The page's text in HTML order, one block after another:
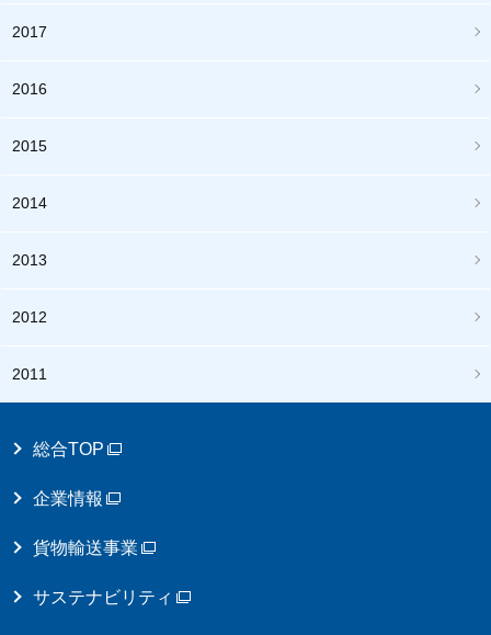
2017
2016
2015
2014
2013
2012
2011
総合TOP
企業情報
貨物輸送事業
サステナビリティ